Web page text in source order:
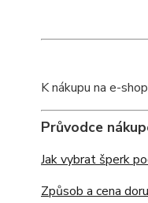
K nákupu na e-
Průvodce
Jak vybrat šperk
Způsob a cena